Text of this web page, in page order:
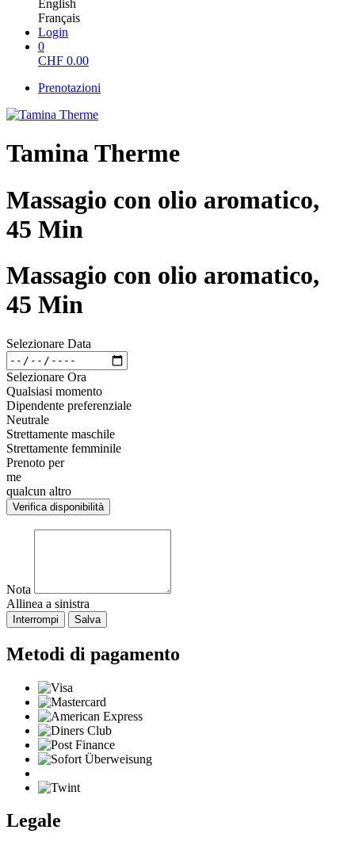
English
Français
Login
0
CHF 0.00
Prenotazioni
Tamina Therme
Massagio con olio aromatico,
45 Min
Massagio con olio aromatico,
45 Min
Selezionare Data
Selezionare Ora
Qualsiasi momento
Dipendente preferenziale
Neutrale
Strettamente maschile
Strettamente femminile
Prenoto per
me
qualcun altro
Verifica disponibilità
Nota
Allinea a sinistra
Interrompi Salva
Metodi di pagamento
Legale